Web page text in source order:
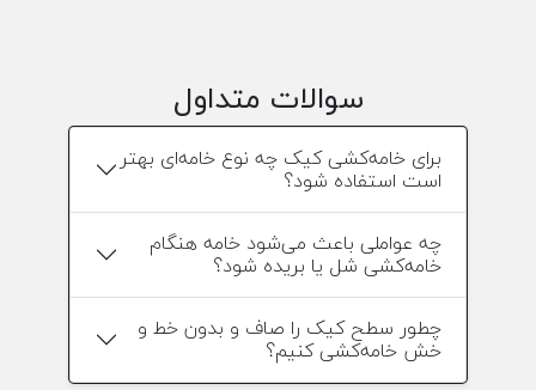
سوالات متداول
برای خامه‌کشی کیک چه نوع خامه‌ای بهتر
است استفاده شود؟
چه عواملی باعث می‌شود خامه هنگام
خامه‌کشی شل یا بریده شود؟
چطور سطح کیک را صاف و بدون خط و
خش خامه‌کشی کنیم؟